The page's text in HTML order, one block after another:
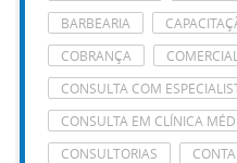
BARBEARIA
COBRANÇA
COMERCIAL
CONSULTA COM
CONSULTA EM CLÍNICA
CONSULTORIAS